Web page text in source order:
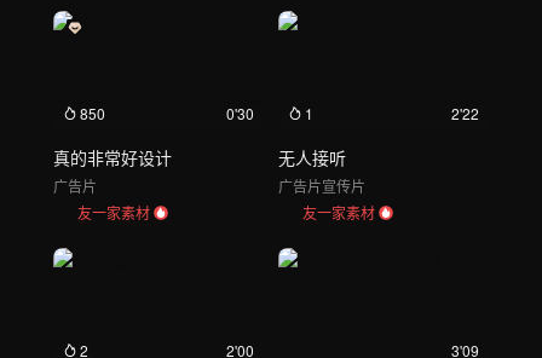
850 0'30
真的非常好设计
广告片
友一家素材
1 2'22
无人接听
广告片宣传片
友一家素材
2 2'00 3'09